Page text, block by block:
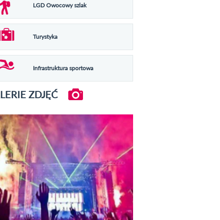
LGD Owocowy szlak
Turystyka
Infrastruktura sportowa
ZDJĘĆ